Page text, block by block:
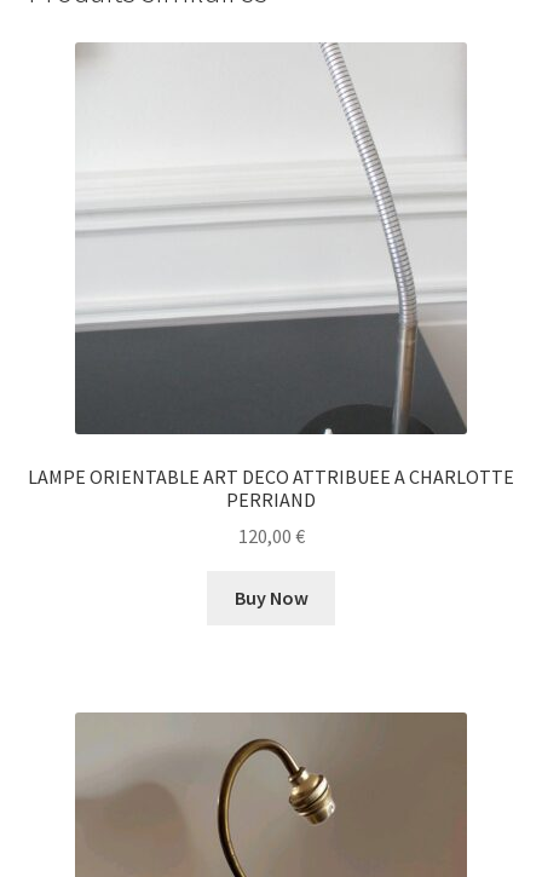
LAMPE ORIENTABLE ART DECO ATTRIBUEE A CHARLOTTE
PERRIAND
120,00 €
Buy Now